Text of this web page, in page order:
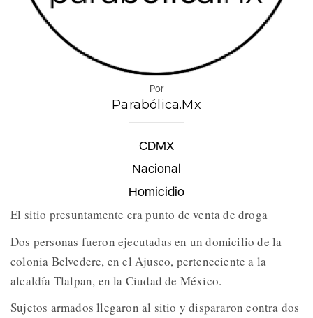
Por
Parabólica.Mx
CDMX
Nacional
Homicidio
El sitio presuntamente era punto de venta de droga
Dos personas fueron ejecutadas en un domicilio de la
colonia Belvedere, en el Ajusco, perteneciente a la
alcaldía Tlalpan, en la Ciudad de México.
Sujetos armados llegaron al sitio y dispararon contra dos